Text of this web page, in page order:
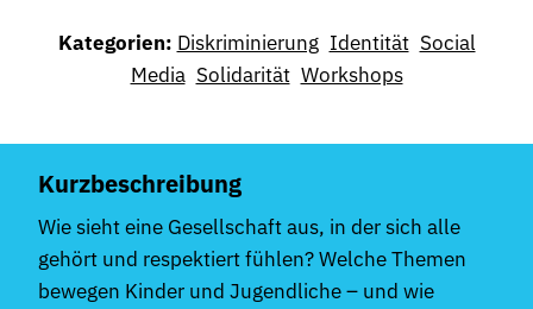
Diskriminierung Identität Social
Media Solidarität Workshops
Kurzbeschreibung
Wie sieht eine Gesellschaft aus, in der sich alle
gehört und respektiert fühlen? Welche Themen
bewegen Kinder und Jugendliche – und wie